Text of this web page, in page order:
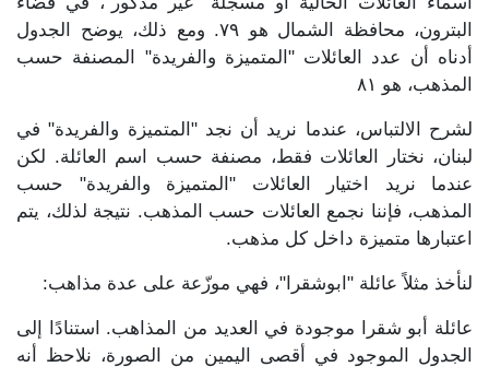
البترون، محافظة الشمال هو ٧٩. ومع ذلك، يوضح الجدول
أدناه أن عدد العائلات "المتميزة والفريدة" المصنفة حسب
المذهب، هو ٨١
لشرح الالتباس، عندما نريد أن نجد "المتميزة والفريدة" في
لبنان، نختار العائلات فقط، مصنفة حسب اسم العائلة. لكن
عندما نريد اختيار العائلات "المتميزة والفريدة" حسب
المذهب، فإننا نجمع العائلات حسب المذهب. نتيجة لذلك، يتم
اعتبارها متميزة داخل كل مذهب.
لنأخذ مثلاً عائلة "ابوشقرا"، فهي موزّعة على عدة مذاهب:
عائلة أبو شقرا موجودة في العديد من المذاهب. استنادًا إلى
الجدول الموجود في أقصى اليمين من الصورة، نلاحظ أنه